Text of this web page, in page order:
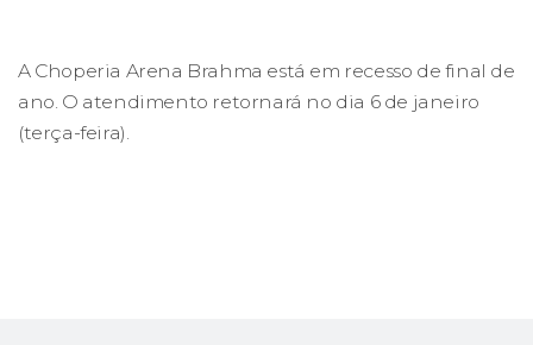
A Choperia Arena Brahma está em recesso de final de
ano. O atendimento retornará no dia 6 de janeiro
(terça-feira).